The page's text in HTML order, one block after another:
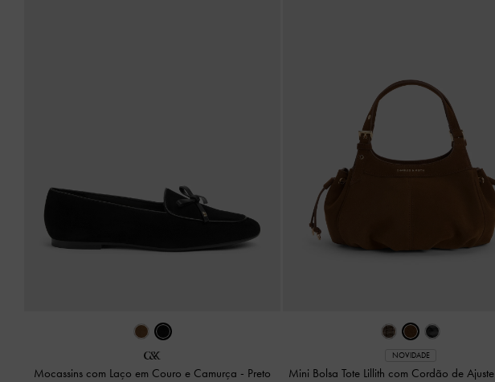
Mocassins com Laço em Couro e Camurça - Preto
NOVIDADE
Mini Bolsa Tote Lillith com Cordão de Ajuste